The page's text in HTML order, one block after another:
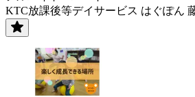
KTC放課後等デイサービス はぐぽん